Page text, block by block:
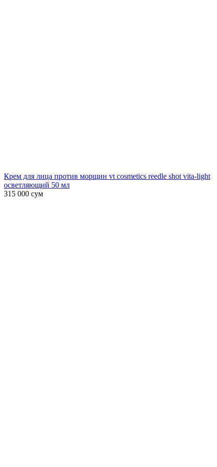
Крем для лица против морщин vt cosmetics reedle shot vita-light
осветляющий 50 мл
315 000 сум